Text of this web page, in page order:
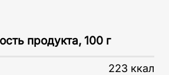
продукта, 100 г
223 ккал